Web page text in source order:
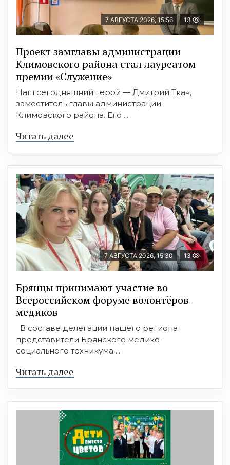
7 АВГУСТА 2026, 15:56 13
Проект замглавы администрации
Климовского района стал лауреатом
премии «Служение»
Наш сегодняшний герой — Дмитрий Ткач,
заместитель главы администрации
Климовского района. Его ...
Читать далее
7 АВГУСТА 2026, 15:30 13
Брянцы принимают участие во
Всероссийском форуме волонтёров-
медиков
В составе делегации нашего региона
представители Брянского медико-
социального техникума ...
Читать далее